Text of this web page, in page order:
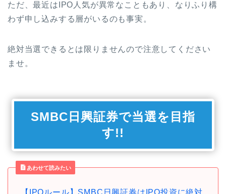
ただ、最近はIPO人気が異常なこともあり、なりふり構
わず申し込みする層がいるのも事実。
絶対当選できるとは限りませんので注意してください
ませ。
SMBC日興証券で当選を目指
す!!
あわせて読みたい